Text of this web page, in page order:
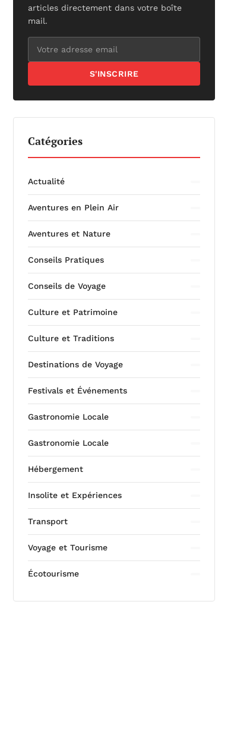
articles directement dans votre boîte
mail.
S'INSCRIRE
Catégories
Actualité
Aventures en Plein Air
Aventures et Nature
Conseils Pratiques
Conseils de Voyage
Culture et Patrimoine
Culture et Traditions
Destinations de Voyage
Festivals et Événements
Gastronomie Locale
Gastronomie Locale
Hébergement
Insolite et Expériences
Transport
Voyage et Tourisme
Écotourisme